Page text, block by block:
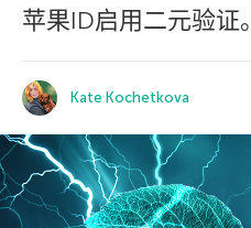
苹果ID启用二元验证。
Kate Kochetkova